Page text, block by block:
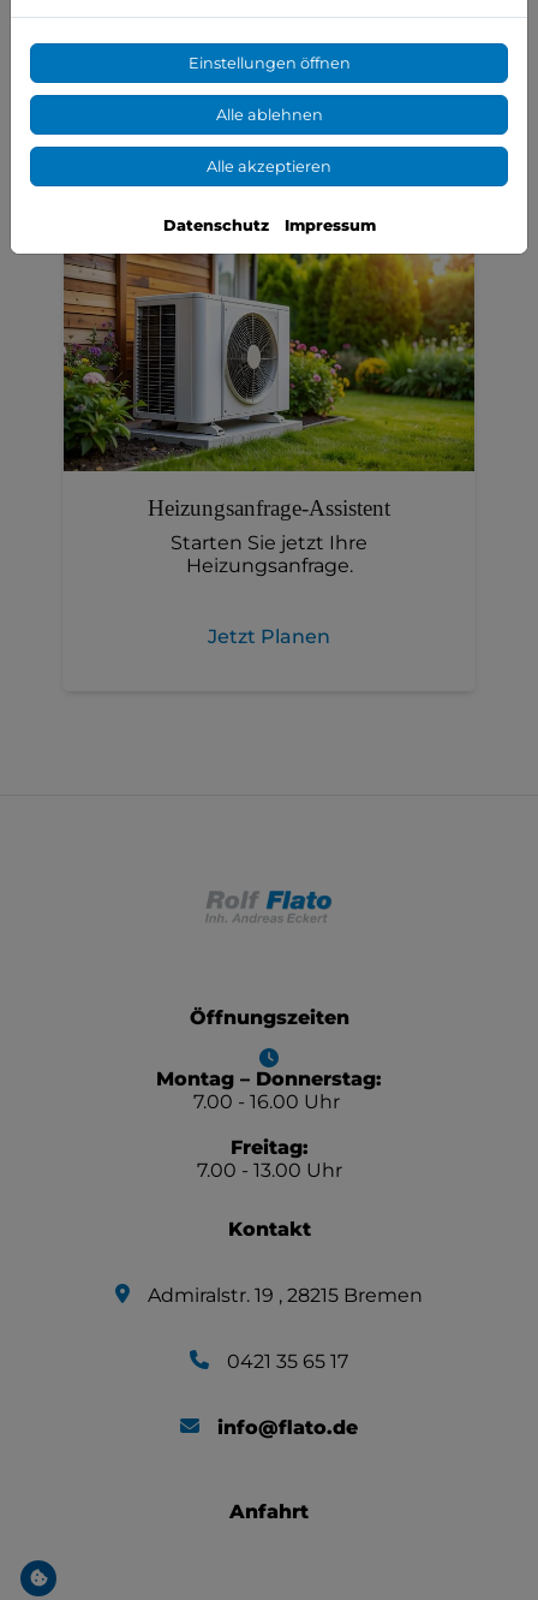
Mit dem 3D-Badplaner haben Sie die
Möglichkeit Ihr Bad direkt auf
unserer Webseite zu planen.
Jetzt Planen
Heizungsanfrage-Assistent
Starten Sie jetzt Ihre
Heizungsanfrage.
Jetzt Planen
Öffnungszeiten
Montag – Donnerstag:
7.00 - 16.00 Uhr
Freitag:
7.00 - 13.00 Uhr
Kontakt
Admiralstr. 19 , 28215 Bremen
0421 35 65 17
info@flato.de
Anfahrt
Einstellungen öffnen
Alle ablehnen
Alle akzeptieren
Datenschutz Impressum